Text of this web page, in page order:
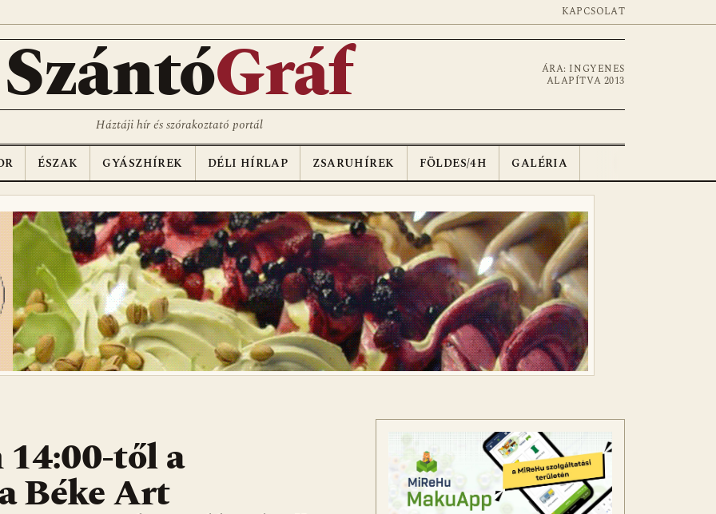
KAPCSOLAT
SzántóGráf
ÁRA: INGYENES
ALAPÍTVA 2013
Háztáji hír és szórakoztató portál
ÉSZAK GYÁSZHÍREK DÉLI HÍRLAP ZSARUHÍREK FÖLDES/4H GALÉRIA
től a
Béke Art